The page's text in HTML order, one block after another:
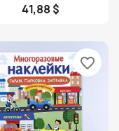
41,88 $
favorite_border